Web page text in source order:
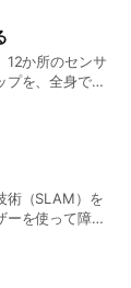
12か所のセンサ
プを、全身で感
術（SLAM）を
ーを使って障害